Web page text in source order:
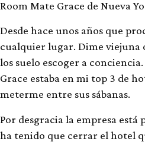
Room Mate Grace de Nueva
Desde hace unos años que
cualquier lugar. Dime viejuna
los suelo escoger a
Grace estaba en mi top 3 de
meterme entre sus sábanas.
Por desgracia la empresa está
ha tenido que cerrar el hotel